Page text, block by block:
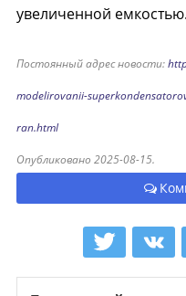
увеличенной емкостью.
Постоянный адрес новости:
modelirovanii-
ran.html
Опубликовано 2025-08-15.